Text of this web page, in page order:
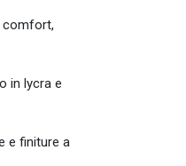
comfort,
in lycra e
e finiture a